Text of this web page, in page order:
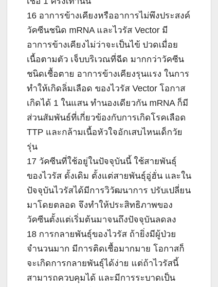
16 อาการข้างเคียงหรืออาการไม่พึงประสงค์
วัคซีนชนิด mRNA และไวรัส Vector มี
อาการข้างเคียงไม่ว่าจะเป็นไข้ ปวดเมื่อย
เนื้อตามตัว เจ็บบริเวณที่ฉีด มากกว่าวัคซีน
ชนิดเชื้อตาย อาการข้างเคียงรุนแรง ในการ
ทำให้เกิดลิ่มเลือด ของไวรัส Vector โอกาส
เกิดได้ 1 ในแสน ทำนองเดียวกัน mRNA ก็มี
ส่วนสัมพันธ์ที่เกี่ยวข้องกับการเกิดโรคเลือด
TTP และกล้ามเนื้อหัวใจอักเสบไหนเด็กวัย
รุ่น
17 วัคซีนที่ใช้อยู่ในปัจจุบันนี้ ใช้สายพันธุ์
ของไวรัส ดั้งเดิม ตั้งแต่สายพันธุ์อู่ฮั่น และใน
ปัจจุบันไวรัสได้มีการวิวัฒนาการ ปรับเปลี่ยน
มาโดยตลอด จึงทำให้ประสิทธิภาพของ
วัคซีนตั้งแต่เริ่มต้นมาจนถึงปัจจุบันลดลง
18 การกลายพันธุ์ของไวรัส ถ้ายิ่งมีผู้ป่วย
จำนวนมาก มีการติดเชื้อมากมาย โอกาสก็
จะเกิดการกลายพันธุ์ได้ง่าย แต่ถ้าไวรัสนี้
สามารถควบคุมได้ และมีการระบาดเป็น